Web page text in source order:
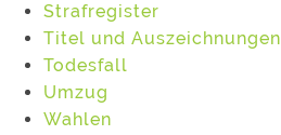
Strafregister
Titel und Auszeichnungen
Todesfall
Umzug
Wahlen